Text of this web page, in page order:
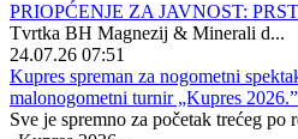
PRIOPĆENJE ZA JAVNOST:
Tvrtka BH Magnezij & Minerali d...
24.07.26 07:51
Kupres spreman za nogometni
malonogometni turnir „Kupres 2026.”
Sve je spremno za početak trećeg po